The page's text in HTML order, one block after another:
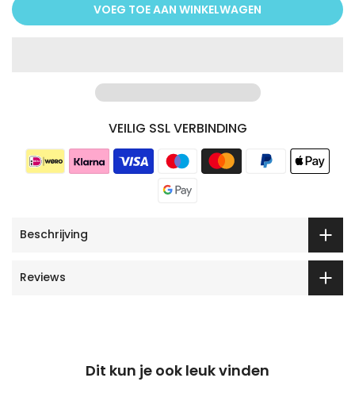
VOEG TOE AAN WINKELWAGEN
VEILIG SSL VERBINDING
Beschrijving
Reviews
Dit kun je ook leuk vinden